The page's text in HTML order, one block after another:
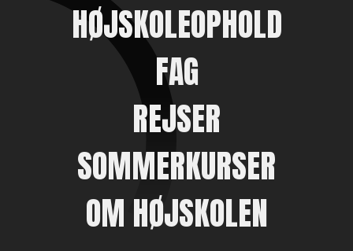
HØJSKOLEOPHOLD
FAG
REJSER
SOMMERKURSER
OM HØJSKOLEN